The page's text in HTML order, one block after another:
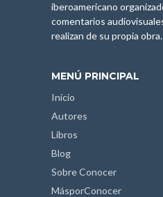
iberoamericano
comentarios
realizan de su propia obra.
MENÚ PRINCIPAL
Inicio
Autores
Libros
Blog
Sobre Conocer
MásporConocer